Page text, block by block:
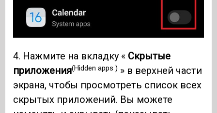
4. Нажмите на вкладку « Скрытые
приложения(Hidden apps ) » в верхней части
экрана, чтобы просмотреть список всех
скрытых приложений. Вы можете